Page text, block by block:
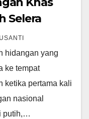
Selera
hidangan yang
ke tempat
ketika pertama kali
nasional
putih,…